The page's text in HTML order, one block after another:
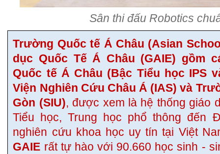
Sân thi đấu Robotics
Trường Quốc tế Á Châu (Asian
dục Quốc Tế Á Châu (GAIE) gồm
Quốc tế Á Châu (Bậc Tiểu học IPS
Viện Nghiên Cứu Châu Á (IAS) và
Gòn (SIU), được xem là hệ thống giáo
Tiểu học, Trung học phổ thông đến
nghiên cứu khoa học uy tín tại Việt
GAIE rất tự hào với 90.660 học sinh -